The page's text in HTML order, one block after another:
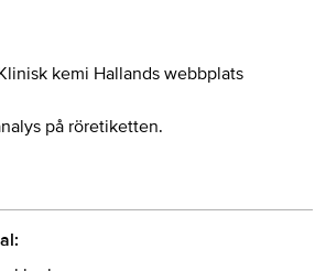
kemi Hallands webbplats
på röretiketten.